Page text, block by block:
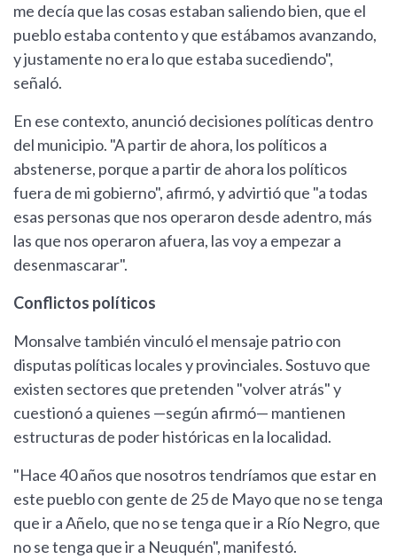
me decía que las cosas estaban saliendo bien, que el
pueblo estaba contento y que estábamos avanzando,
y justamente no era lo que estaba sucediendo",
señaló.
En ese contexto, anunció decisiones políticas dentro
del municipio. "A partir de ahora, los políticos a
abstenerse, porque a partir de ahora los políticos
fuera de mi gobierno", afirmó, y advirtió que "a todas
esas personas que nos operaron desde adentro, más
las que nos operaron afuera, las voy a empezar a
desenmascarar".
Conflictos políticos
Monsalve también vinculó el mensaje patrio con
disputas políticas locales y provinciales. Sostuvo que
existen sectores que pretenden "volver atrás" y
cuestionó a quienes —según afirmó— mantienen
estructuras de poder históricas en la localidad.
"Hace 40 años que nosotros tendríamos que estar en
este pueblo con gente de 25 de Mayo que no se tenga
que ir a Añelo, que no se tenga que ir a Río Negro, que
no se tenga que ir a Neuquén", manifestó.